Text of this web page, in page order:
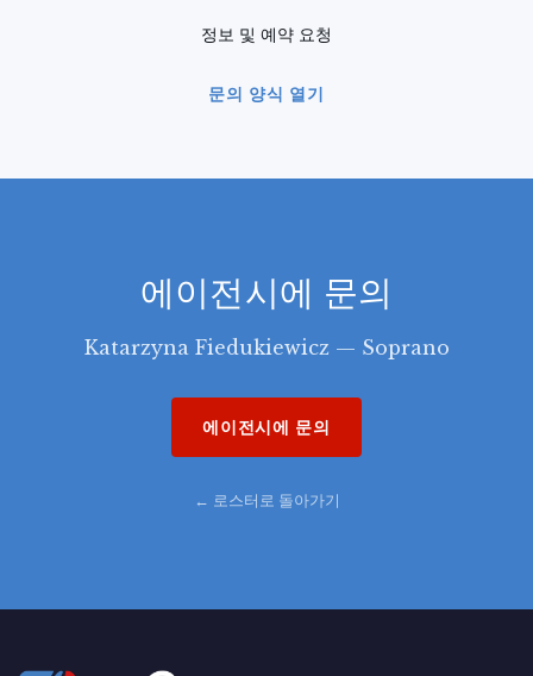
정보 및 예약 요청
문의 양식 열기
에이전시에 문의
Katarzyna Fiedukiewicz — Soprano
에이전시에 문의
← 로스터로 돌아가기